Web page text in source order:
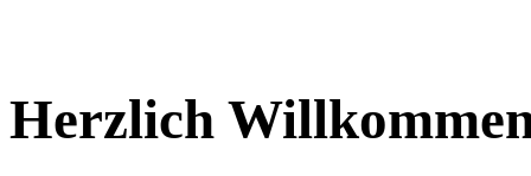
Herzlich